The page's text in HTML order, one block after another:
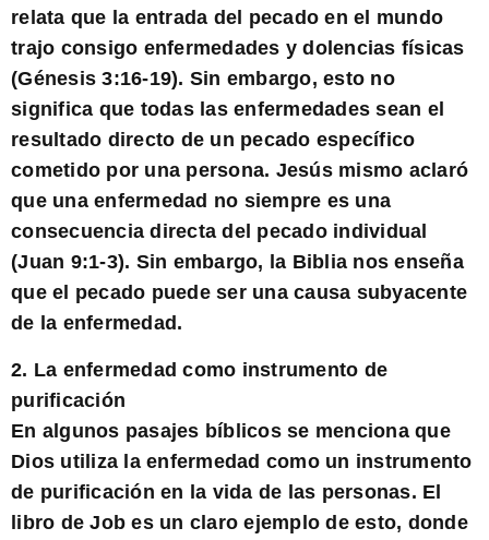
relata que la entrada del pecado en el mundo
trajo consigo enfermedades y dolencias físicas
(Génesis 3:16-19). Sin embargo, esto no
significa que todas las enfermedades sean el
resultado directo de un pecado específico
cometido por una persona. Jesús mismo aclaró
que una enfermedad no siempre es una
consecuencia directa del pecado individual
(Juan 9:1-3). Sin embargo, la Biblia nos enseña
que el pecado puede ser una causa subyacente
de la enfermedad.
2. La enfermedad como instrumento de
purificación
En algunos pasajes bíblicos se menciona que
Dios utiliza la enfermedad como un instrumento
de purificación en la vida de las personas. El
libro de Job es un claro ejemplo de esto, donde